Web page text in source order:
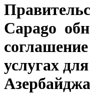
Capago
услугах